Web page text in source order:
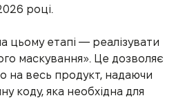
році.
цьому етапі — реалізувати
маскування». Це дозволяє
на весь продукт, надаючи
коду, яка необхідна для